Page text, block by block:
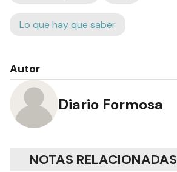
Lo que hay que saber
Autor
Diario Formosa
NOTAS RELACIONADAS